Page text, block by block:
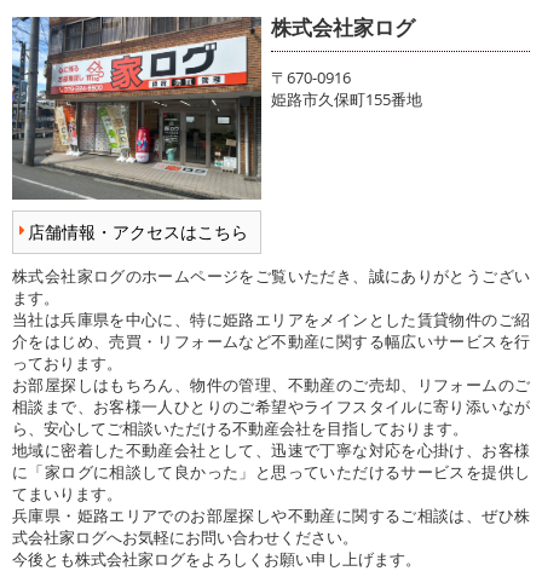
店舗情報・アクセスはこちら
株式会社家ログ
〒670-0916
姫路市久保町155番地
株式会社家ログのホームページをご覧いただき、誠にありがとうござい
ます。
当社は兵庫県を中心に、特に姫路エリアをメインとした賃貸物件のご紹
介をはじめ、売買・リフォームなど不動産に関する幅広いサービスを行
っております。
お部屋探しはもちろん、物件の管理、不動産のご売却、リフォームのご
相談まで、お客様一人ひとりのご希望やライフスタイルに寄り添いなが
ら、安心してご相談いただける不動産会社を目指しております。
地域に密着した不動産会社として、迅速で丁寧な対応を心掛け、お客様
に「家ログに相談して良かった」と思っていただけるサービスを提供し
てまいります。
兵庫県・姫路エリアでのお部屋探しや不動産に関するご相談は、ぜひ株
式会社家ログへお気軽にお問い合わせください。
今後とも株式会社家ログをよろしくお願い申し上げます。